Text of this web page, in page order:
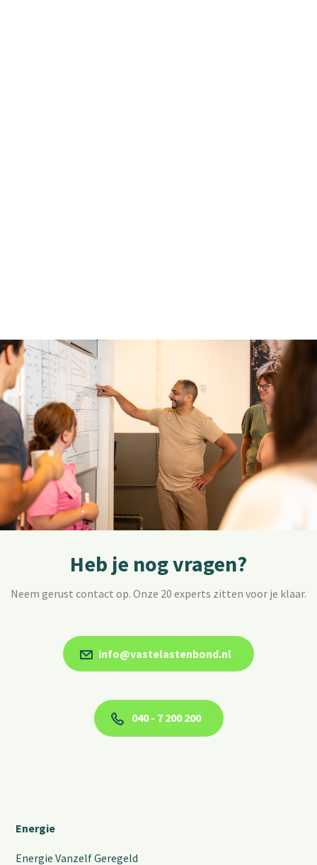
Heb je nog vragen?
Neem gerust contact op. Onze 20 experts zitten voor je klaar.
info@vastelastenbond.nl
040 - 7 200 200
Energie
Energie Vanzelf Geregeld